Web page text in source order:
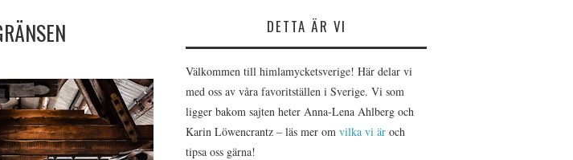
DETTA ÄR VI
Välkommen till himlamycketsverige! Här delar vi
med oss av våra favoritställen i Sverige. Vi som
ligger bakom sajten heter Anna-Lena Ahlberg och
Karin Löwencrantz – läs mer om vilka vi är och
tipsa oss gärna!